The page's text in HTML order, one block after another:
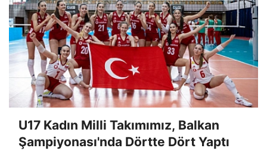
U17 Kadın Milli Takımımız, Balkan
Şampiyonası'nda Dörtte Dört Yaptı